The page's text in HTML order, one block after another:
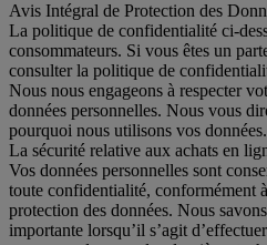
Avis Intégral de Protection des
La politique de confidentialité ci-
consommateurs. Si vous êtes un
consulter la politique de
Nous nous engageons à respecter
données personnelles. Nous vous
pourquoi nous utilisons vos données.
La sécurité relative aux achats en
Vos données personnelles sont
toute confidentialité, conformément
protection des données. Nous
importante lorsqu’il s’agit